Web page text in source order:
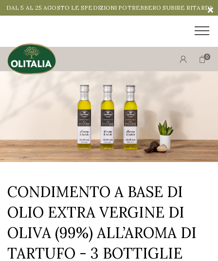
DAL 5 AL 25 AGOSTO LE SPEDIZIONI POTREBBERO SUBIRE RITARDI
0
CONDIMENTO A BASE DI
OLIO EXTRA VERGINE DI
OLIVA (99%) ALL’AROMA DI
TARTUFO - 3 BOTTIGLIE